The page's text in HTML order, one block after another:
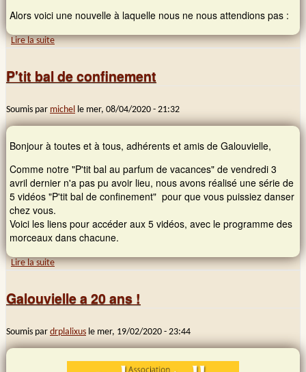
Alors voici une nouvelle à laquelle nous ne nous attendions pas :
Lire la suitede Infolettre de Noël
P'tit bal de confinement
Soumis par michel le mer, 08/04/2020 - 21:32
Bonjour à toutes et à tous, adhérents et amis de Galouvielle,
Comme notre "P'tit bal au parfum de vacances" de vendredi 3
avril dernier n'a pas pu avoir lieu, nous avons réalisé une série de
5 vidéos "P'tit bal de confinement" pour que vous puissiez danser
chez vous.
Voici les liens pour accéder aux 5 vidéos, avec le programme des
morceaux dans chacune.
Lire la suitede P'tit bal de confinement
Galouvielle a 20 ans !
Soumis par drplalixus le mer, 19/02/2020 - 23:44